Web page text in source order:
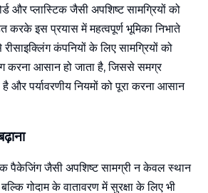
और प्लास्टिक जैसी अपशिष्ट सामग्रियों को
करके इस प्रयास में महत्वपूर्ण भूमिका निभाते
कंपनियों के लिए सामग्रियों को
आसान हो जाता है, जिससे समग्र
है और पर्यावरणीय नियमों को पूरा करना आसान
पैकेजिंग जैसी अपशिष्ट सामग्री न केवल स्थान
गोदाम के वातावरण में सुरक्षा के लिए भी